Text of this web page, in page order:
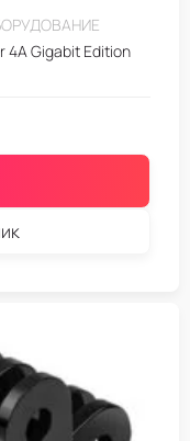
4A Gigabit Edition